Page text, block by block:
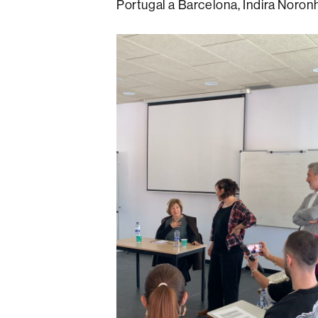
Portugal a Barcelona, ​​Indira